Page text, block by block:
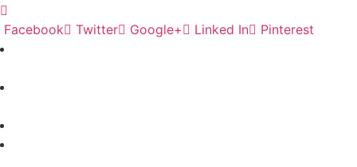
Facebook Twitter Google+ Linked In Pinterest